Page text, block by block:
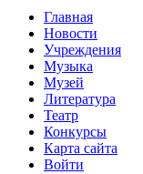
Главная
Новости
Учреждения
Музыка
Музей
Литература
Театр
Конкурсы
Карта сайта
Войти